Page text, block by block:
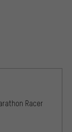
Racer